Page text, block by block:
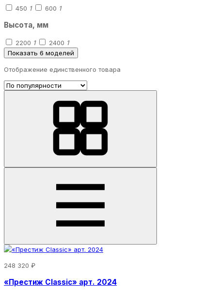
450 1 600 1
Высота, мм
2200 1 2400 1
Показать 6 моделей
Отображение единственного товара
248 320 ₽
«Престиж Classic» арт. 2024